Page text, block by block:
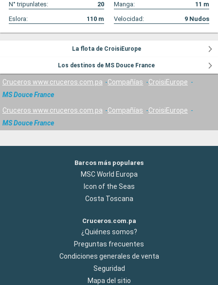
N° tripunlates:
20 Manga: 11 m
Eslora:
110 m Velocidad: 9 Nudos
La flota de CroisiEurope
Los destinos de MS Douce France
Cruceros www.cruceros.com.pa Compañías
CroisiEurope
MS Douce France
Cruceros www.cruceros.com.pa Compañías
CroisiEurope
MS Douce France
Barcos más populares
MSC World Europa
Icon of the Seas
Costa Toscana
Cruceros.com.pa
¿Quiénes somos?
Preguntas frecuentes
Condiciones generales de venta
Seguridad
Mapa del sitio